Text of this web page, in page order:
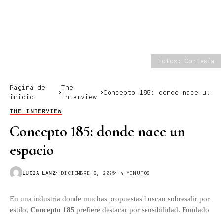
Fotos: Cortesía
Pagina de
inicio
The
Interview
Concepto 185: donde nace un
THE INTERVIEW
Concepto 185: donde nace un
espacio
LUCIA LANZ DICIEMBRE 8, 2025 4 MINUTOS
En una industria donde muchas propuestas buscan sobresalir por
estilo, Concepto 185 prefiere destacar por sensibilidad. Fundado